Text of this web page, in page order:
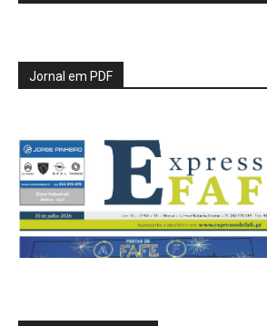
Jornal em PDF